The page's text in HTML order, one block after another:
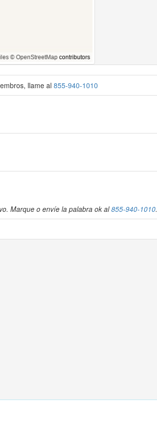
llame al 855-940-1010
Marque o envíe la palabra ok al855-940-1010.